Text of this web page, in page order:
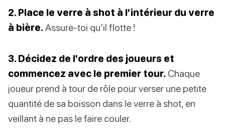
2. Place le verre à shot à l’intérieur du verre
à bière. Assure-toi qu’il flotte !
3. Décidez de l’ordre des joueurs et
commencez avec le premier tour. Chaque
joueur prend à tour de rôle pour verser une petite
quantité de sa boisson dans le verre à shot, en
veillant à ne pas le faire couler.